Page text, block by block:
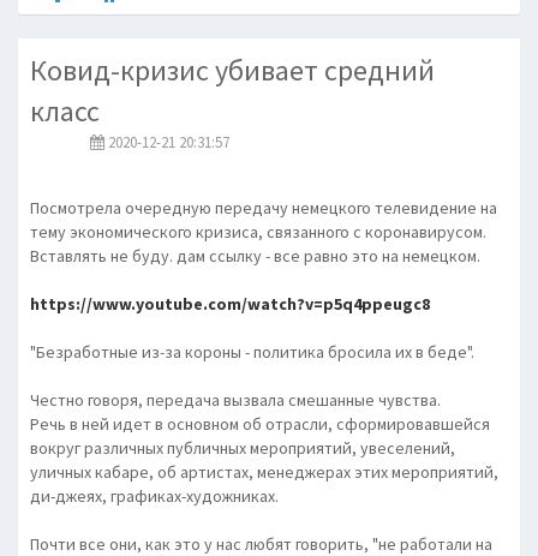
Ковид-кризис убивает средний
класс
2020-12-21 20:31:57
Посмотрела очередную передачу немецкого телевидение на
тему экономического кризиса, связанного с коронавирусом.
Вставлять не буду. дам ссылку - все равно это на немецком.
https://www.youtube.com/watch?v=p5q4ppeugc8
"Безработные из-за короны - политика бросила их в беде".
Честно говоря, передача вызвала смешанные чувства.
Речь в ней идет в основном об отрасли, сформировавшейся
вокруг различных публичных мероприятий, увеселений,
уличных кабаре, об артистах, менеджерах этих мероприятий,
ди-джеях, графиках-художниках.
Почти все они, как это у нас любят говорить, "не работали на